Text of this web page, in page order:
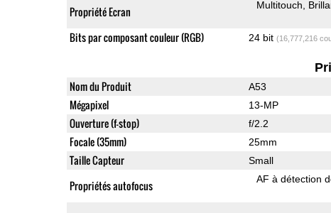
Propriété Ecran Multitouch
Bits par composant couleur (RGB) 24 bit (16,777,216
Nom du Produit A53
Mégapixel 13-MP
Ouverture (f-stop) f/2.2
Focale (35mm) 25mm
Taille Capteur Small
Propriétés autofocus AF à détection